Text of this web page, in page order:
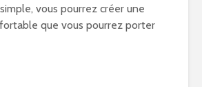
vous pourrez créer une
que vous pourrez porter